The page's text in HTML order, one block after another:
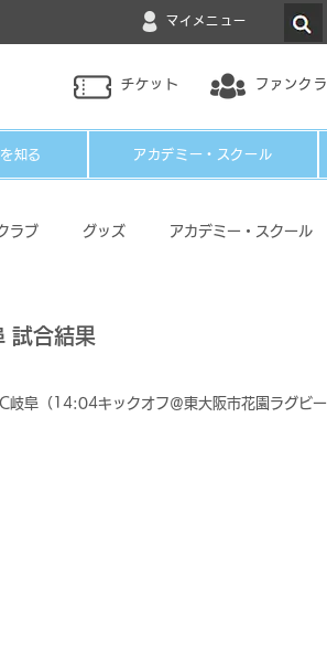
マイメニュー
チケット ファンク
知る アカデミー・スクール
ラブ グッズ アカデミー・スクール
試合結果
阜（14:04キックオフ＠東大阪市花園ラグビー